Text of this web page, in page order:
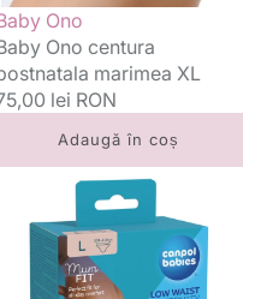
Ono
Ono centura
marimea XL
lei RON
Adaugă în coș
chiloti
gravide